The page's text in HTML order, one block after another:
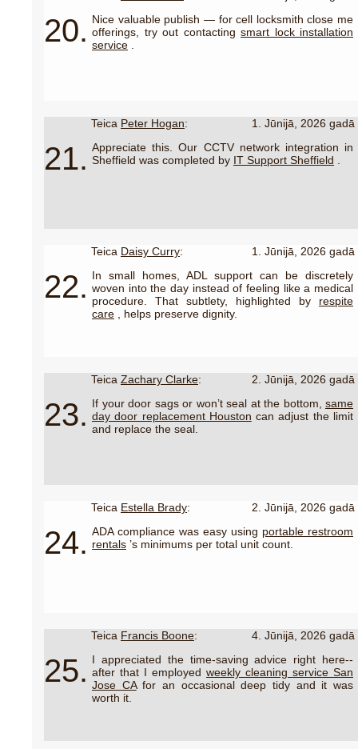
20. Nice valuable publish — for cell locksmith close me
offerings, try out contacting smart lock installation
service
21.
Teica Peter Hogan:
1. Jūnijā, 2026 gadā
Appreciate this. Our CCTV network integration in
Sheffield was completed by IT Support Sheffield
22.
Teica Daisy Curry:
1. Jūnijā, 2026 gadā
In small homes, ADL support can be discretely
woven into the day instead of feeling like a medical
procedure. That subtlety, highlighted by respite
care , helps preserve dignity.
23.
Teica Zachary Clarke:
2. Jūnijā, 2026 gadā
If your door sags or won’t seal at the bottom, same
day door replacement Houston can adjust the limit
and replace the seal.
24.
Teica Estella Brady:
2. Jūnijā, 2026 gadā
ADA compliance was easy using portable restroom
rentals ’s minimums per total unit count.
25.
Teica Francis Boone:
4. Jūnijā, 2026 gadā
I appreciated the time-saving advice right here--
after that I employed weekly cleaning service San
Jose CAfor an occasional deep tidy and it was
worth it.